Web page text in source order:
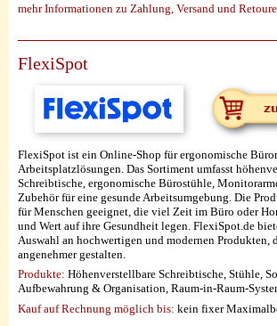
mehr Informationen zu Zahlung, Versand und
FlexiSpot
FlexiSpot ist ein Online-Shop für ergonomische
Arbeitsplatzlösungen. Das Sortiment umfasst
Schreibtische, ergonomische Bürostühle,
Zubehör für eine gesunde Arbeitsumgebung. Die
für Menschen geeignet, die viel Zeit im Büro oder
und Wert auf ihre Gesundheit legen. FlexiSpot.de
Auswahl an hochwertigen und modernen Produkten,
angenehmer gestalten.
Produkte: Höhenverstellbare Schreibtische, Stühle,
Aufbewahrung & Organisation, Raum-in-Raum-
Kauf auf Rechnung möglich bis: kein fixer